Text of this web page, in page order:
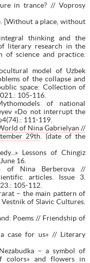
in trance? // Voprosy
[Without a place, without
thinking and the
literary research in the
of science and practice.
model of Uzbek
of the collapse and
space: Collection of
105-116.
of national
«Do not interrupt the
111-119.
of Nina Gabrielyan //
29th . (date of the
Lessons of Chingiz
16.
of Nina Berberova //
articles. Issue 3.
105-112.
– the main pattern of
of Slavic Cultures.
Poems // Friendship of
a case for us» // Literary
– a symbol of
colors» and flowers in